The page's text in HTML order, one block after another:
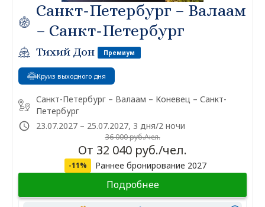
Санкт-Петербург – Валаам
– Санкт-Петербург
Тихий Дон Премиум
Круиз выходного дня
Санкт-Петербург – Валаам – Коневец – Санкт-
Петербург
23.07.2027 – 25.07.2027, 3 дня/2 ночи
36 000 руб./чел.
От 32 040 руб./чел.
-11% Раннее бронирование 2027
Подробнее